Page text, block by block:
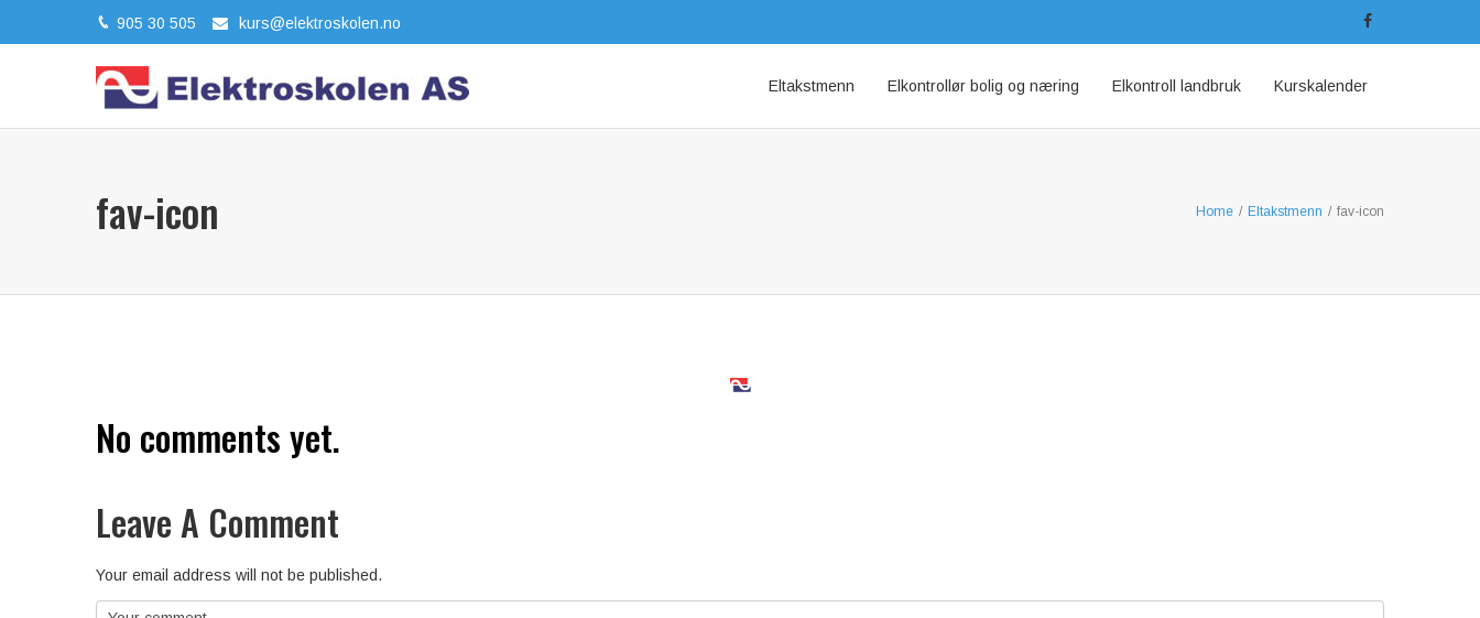
905 30 505 kurs@elektroskolen.no
Eltakstmenn Elkontrollør bolig og næring Elkontroll landbruk Kurskalender
fav-icon Home / Eltakstmenn / fav-icon
No comments yet.
Leave A Comment
Your email address will not be published.